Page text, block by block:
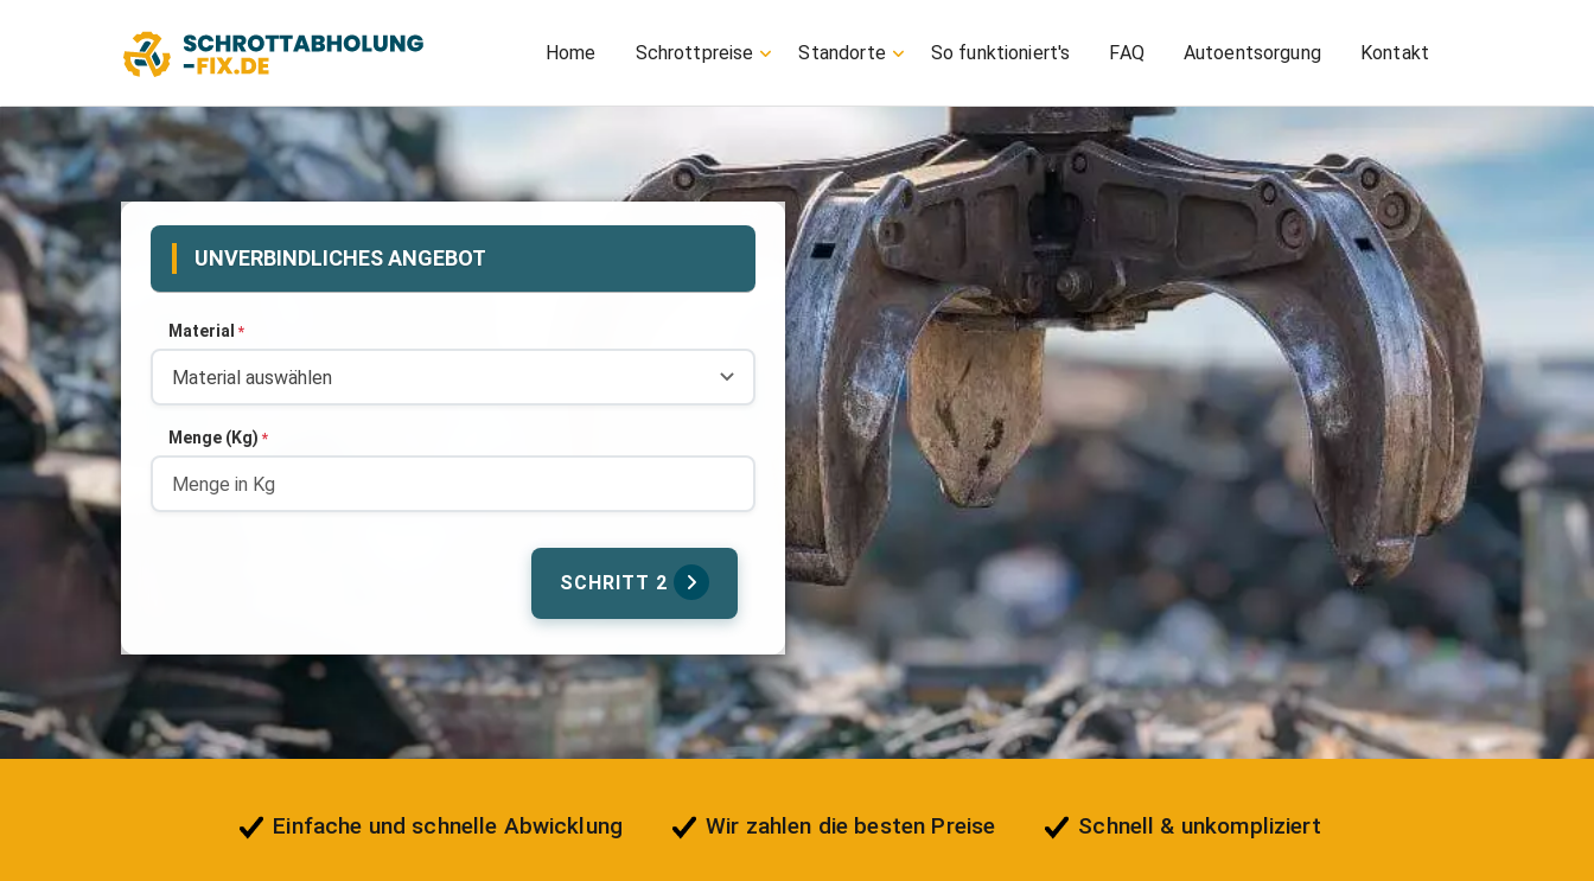
Home Schrottpreise Standorte So funktioniert's FAQ Autoentsorgung Kontakt
UNVERBINDLICHES ANGEBOT
Material *
Menge (Kg) *
SCHRITT 2
Einfache und schnelle Abwicklung Wir zahlen die besten Preise Schnell & unkompliziert